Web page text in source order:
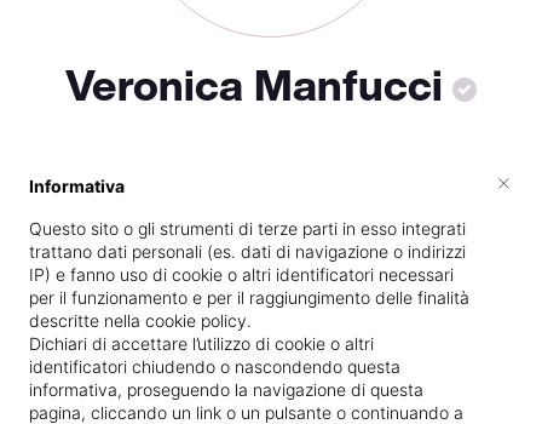
Veronica Manfucci
Titolare presso
Plus Belle
Diplomatapresso la scuolaNew Line
Academynel21/11/2015
Specializzata inRicostruzione unghie
Vedi le informazioni di Veronica
Informativa
Questo sito o gli strumenti di terze parti in esso integrati
trattano dati personali (es. dati di navigazione o indirizzi
IP) e fanno uso di cookie o altri identificatori necessari
per il funzionamento e per il raggiungimento delle finalità
descritte nella cookie policy.
Dichiari di accettare l’utilizzo di cookie o altri
identificatori chiudendo o nascondendo questa
informativa, proseguendo la navigazione di questa
pagina, cliccando un link o un pulsante o continuando a
×